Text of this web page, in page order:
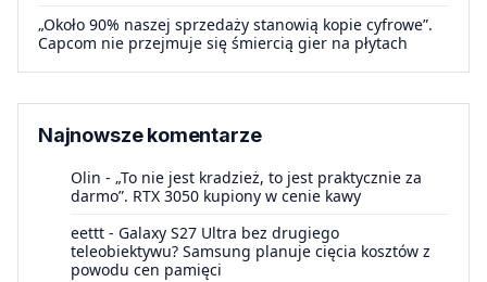
„Około 90% naszej sprzedaży stanowią kopie cyfrowe”.
Capcom nie przejmuje się śmiercią gier na płytach
Najnowsze komentarze
Olin - „To nie jest kradzież, to jest praktycznie za
darmo”. RTX 3050 kupiony w cenie kawy
eettt - Galaxy S27 Ultra bez drugiego
teleobiektywu? Samsung planuje cięcia kosztów z
powodu cen pamięci